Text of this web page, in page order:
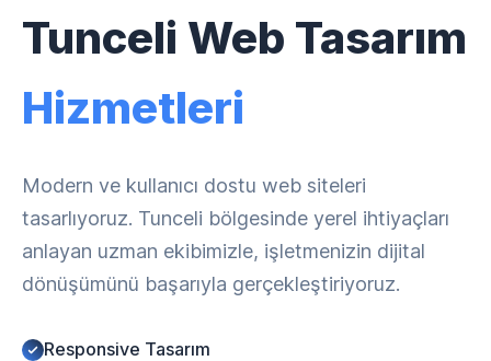
Tunceli Web Tasarım
Hizmetleri
Modern ve kullanıcı dostu web siteleri
tasarlıyoruz. Tunceli bölgesinde yerel ihtiyaçları
anlayan uzman ekibimizle, işletmenizin dijital
dönüşümünü başarıyla gerçekleştiriyoruz.
Responsive Tasarım